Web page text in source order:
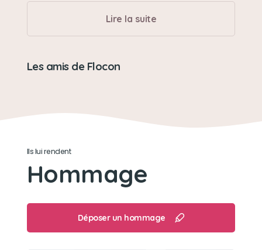
Lire la suite
Les amis de Flocon
Ils lui rendent
Hommage
Déposer un hommage